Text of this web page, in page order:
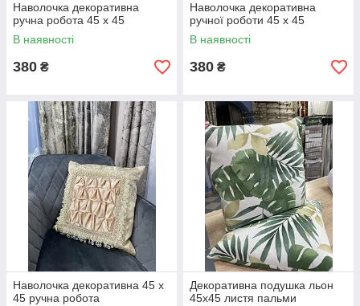
Наволочка декоративна
ручна робота 45 х 45
В наявності
380 ₴
Наволочка декоративна
ручної роботи 45 х 45
В наявності
380 ₴
Наволочка декоративна 45 х
45 ручна робота
Декоративна подушка льон
45х45 листя пальми